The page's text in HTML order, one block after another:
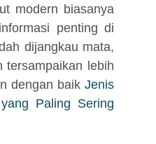
modern biasanya
penting di
dijangkau mata,
tersampaikan lebih
dengan baik Jenis
Paling Sering